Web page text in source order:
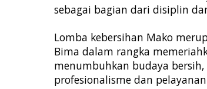
sebagai bagian dari disiplin
Lomba kebersihan Mako
Bima dalam rangka
menumbuhkan budaya
profesionalisme dan